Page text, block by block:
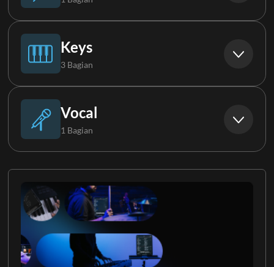
FX
Synth Bass
Keys
3 Bagian
Keys 1
Vocal
1 Bagian